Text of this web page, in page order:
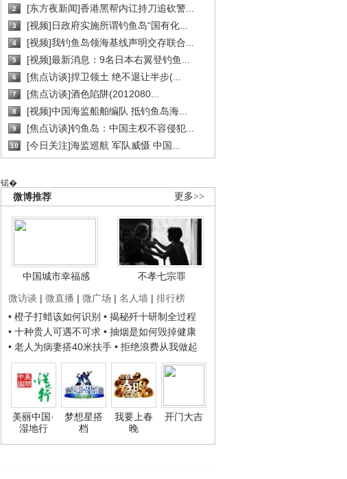
2 [东方夜新闻]香港黑帮内讧持刀追砍警...
3 [视频]日政府实施所谓钓鱼岛“国有化...
4 [视频]我钓鱼岛领海基线声明交存联合...
5 [视频]最新消息：9名日本右翼登钓鱼...
6 [焦点访谈]捍卫领土 绝不退让半步(...
7 [焦点访谈]酒色陷阱(2012080...
8 [视频]中国海监船舶编队 抵钓鱼岛海...
9 [焦点访谈]钓鱼岛：中国主权不容侵犯...
10 [今日关注]海监巡航 军队威慑 中国...
锘�
更多>>
微博推荐
中国城市幸福感
不孝七宗罪
微访谈 | 微直播 | 微广场 | 名人墙 | 排行榜
• 橙子打蜡该如何识别 • 揭秘歼十研制全过程
• 十种贵人可遇不可求 • 抽烟是如何毁掉健康
• 老人为病妻搭40米扶手 • 拒绝浪费从我做起
美丽中国·
湿地行
梦想星搭
档
我要上春
晚
开门大吉